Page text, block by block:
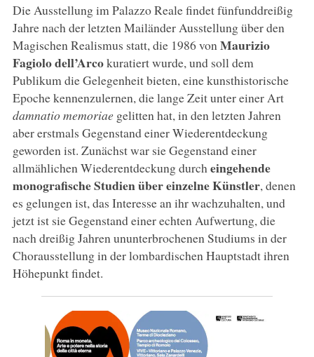
Die Ausstellung im Palazzo Reale findet fünfunddreißig
Jahre nach der letzten Mailänder Ausstellung über den
Magischen Realismus statt, die 1986 von Maurizio
Fagiolo dell’Arcokuratiert wurde, und soll dem
Publikum die Gelegenheit bieten, eine kunsthistorische
Epoche kennenzulernen, die lange Zeit unter einer Art
damnatio memoriaegelitten hat, in den letzten Jahren
aber erstmals Gegenstand einer Wiederentdeckung
geworden ist. Zunächst war sie Gegenstand einer
allmählichen Wiederentdeckung durch eingehende
monografische Studien über einzelne Künstler, denen
es gelungen ist, das Interesse an ihr wachzuhalten, und
jetzt ist sie Gegenstand einer echten Aufwertung, die
nach dreißig Jahren ununterbrochenen Studiums in der
Chorausstellung in der lombardischen Hauptstadt ihren
Höhepunkt findet.